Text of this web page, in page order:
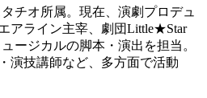
チオ所属。現在、演劇プロデュ
アライン主宰、劇団Little★Star
ージカルの脚本・演出を担当。
演技講師など、多方面で活動